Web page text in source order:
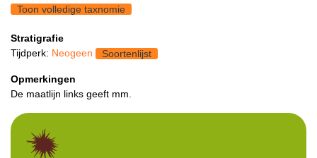
Toon volledige taxnomie
Stratigrafie
Tijdperk: Neogeen Soortenlijst
Opmerkingen
De maatlijn links geeft mm.